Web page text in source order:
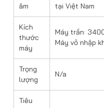
âm
tại Việt Nam
Kích
thước
máy
Máy trần:
Máy vỏ nhập
Trọng
lượng
N/a
Tiêu